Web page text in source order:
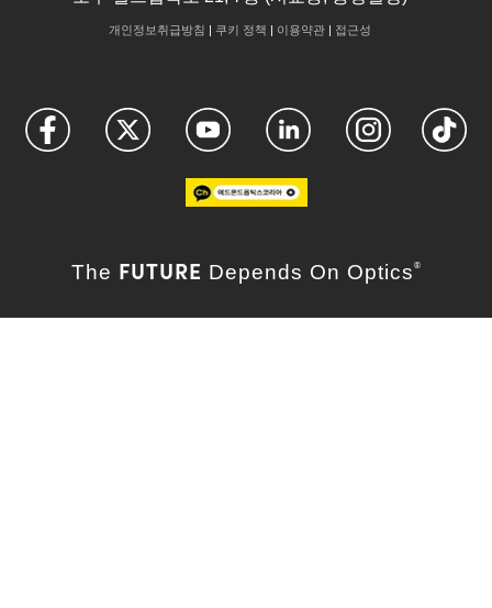
개인정보취급방침 | 쿠키 정책 | 이용약관| 접근성
The FUTURE Depends On Optics ®